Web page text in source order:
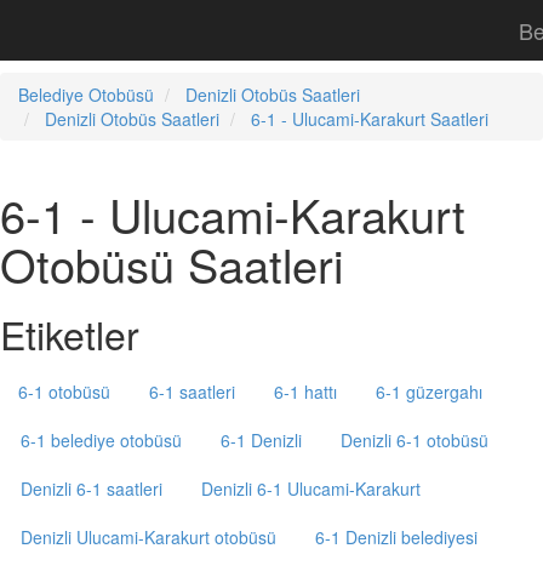
Belediye Otobüsü
Denizli Otobüs Saatleri
Denizli Otobüs Saatleri
6-1 - Ulucami-Karakurt Saatleri
6-1 - Ulucami-Karakurt
Otobüsü Saatleri
Etiketler
6-1 otobüsü 6-1 saatleri 6-1 hattı
6-1 güzergahı
6-1 belediye otobüsü
6-1 Denizli
Denizli 6-1 otobüsü
Denizli 6-1 saatleri
Denizli 6-1 Ulucami-Karakurt
Denizli Ulucami-Karakurt otobüsü
6-1 Denizli belediyesi